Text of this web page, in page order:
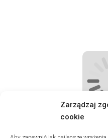
Zarządzaj
cookie